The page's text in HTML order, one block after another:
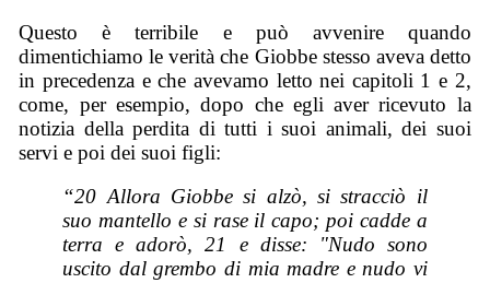
Questo è terribile e può avvenire quando
dimentichiamo le verità che Giobbe stesso aveva detto
in precedenza e che avevamo letto nei capitoli 1 e 2,
come, per esempio, dopo che egli aver ricevuto la
notizia della perdita di tutti i suoi animali, dei suoi
servi e poi dei suoi figli:
“20 Allora Giobbe si alzò, si stracciò il
suo mantello e si rase il capo; poi cadde a
terra e adorò, 21 e disse: "Nudo sono
uscito dal grembo di mia madre e nudo vi